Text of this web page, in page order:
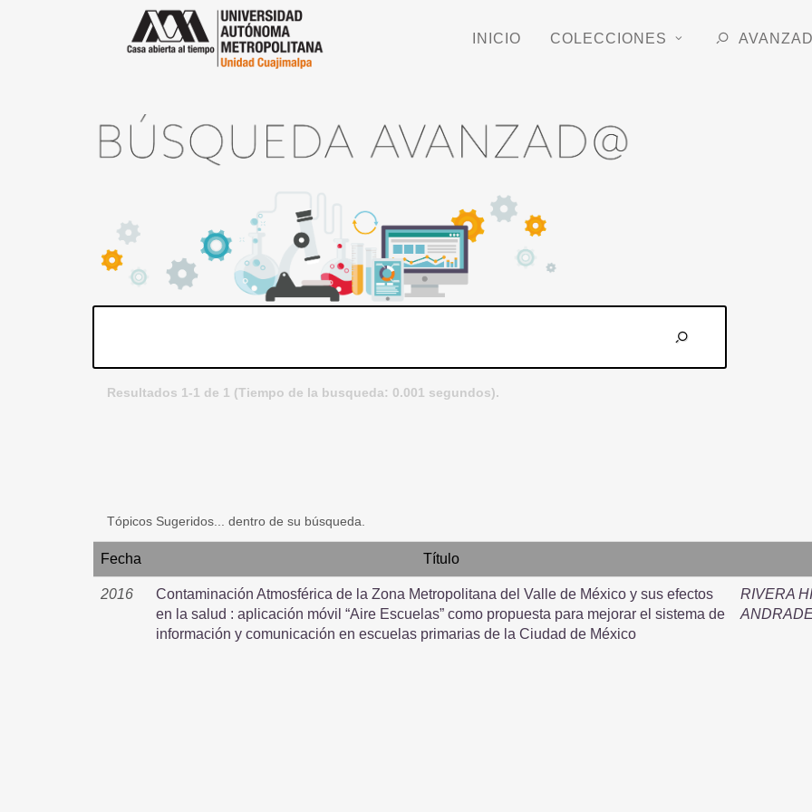
INICIO COLECCIONES
Resultados 1-1 de 1 (Tiempo de la busqueda: 0.001 segundos).
Tópicos Sugeridos... dentro de su búsqueda.
Fecha Título
2016
Contaminación Atmosférica de la Zona Metropolitana del Valle de México y sus efectos
en la salud : aplicación móvil “Aire Escuelas” como propuesta para mejorar el sistema de
información y comunicación en escuelas primarias de la Ciudad de México
RIVERA